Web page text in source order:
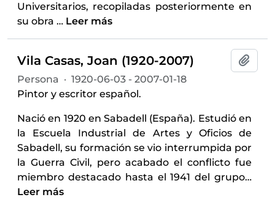
Universitarios, recopiladas posteriormente en
su obra … Leer más
Vila Casas, Joan (1920-2007)
Persona · 1920-06-03 - 2007-01-18
Pintor y escritor español.
Nació en 1920 en Sabadell (España). Estudió en
la Escuela Industrial de Artes y Oficios de
Sabadell, su formación se vio interrumpida por
la Guerra Civil, pero acabado el conflicto fue
miembro destacado hasta el 1941 del grupo…
Leer más